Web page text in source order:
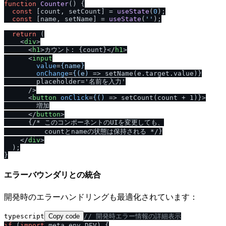
function Counter( ) {
const [count, setCount] = useState ( 0 );
const [name, setName] = useState ( '' );
return (
<div>
<h1>カウント: {count}</ h1>
<input
value={name}
onChange={(e) => setName(e.target.value)}
        placeholder='名前を入力'
/>
<button onClick={() => setCount(count + 1)}>
        増加
</ button>
      {
/* このコンポーネントのUIを変更しても、
          countとnameの状態は保持される *
/ }
</div>
  );
エラーバウンダリとの統合
開発時のエラーハンドリングも最適化されています：
typescript Copy code / / 開発時エラー情報の詳細表示